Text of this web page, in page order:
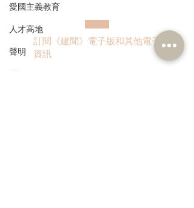
愛國主義教育
人才高地
聲明
請願
訂閱《建聞》電子版和其他電子
資訊